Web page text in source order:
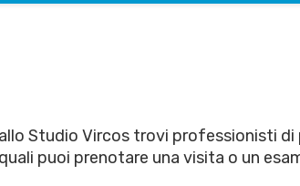
Studio Vircos trovi professionisti di
puoi prenotare una visita o un